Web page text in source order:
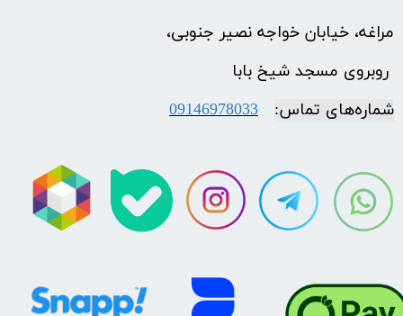
مراغه، خیابان خواجه نصیر جنوبی،
​​​​​​​ روبروی مسجد شیخ بابا
شماره‌‌های تماس:
09146978033